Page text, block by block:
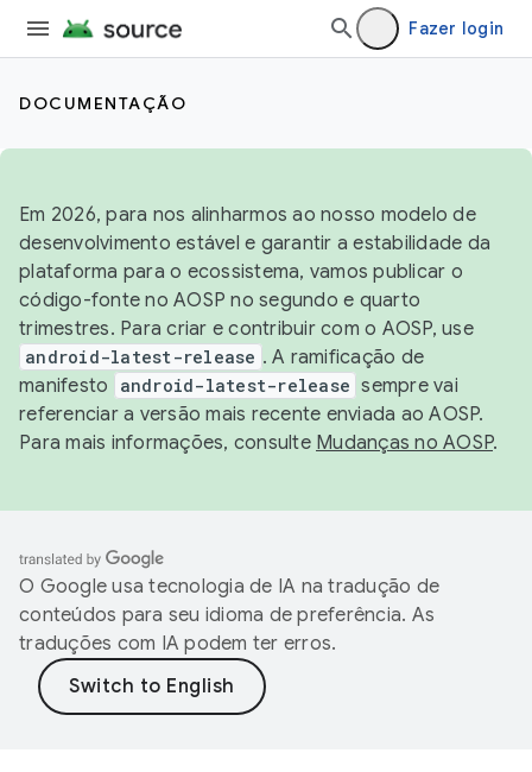
Fazer login
DOCUMENTAÇÃO
Em 2026, para nos alinharmos ao nosso modelo de
desenvolvimento estável e garantir a estabilidade da
plataforma para o ecossistema, vamos publicar o
código-fonte no AOSP no segundo e quarto
trimestres. Para criar e contribuir com o AOSP, use
android-latest-release . A ramificação de
manifesto
android-latest-release sempre vai
referenciar a versão mais recente enviada ao AOSP.
Para mais informações, consulte Mudanças no AOSP.
O Google usa tecnologia de IA na tradução de
conteúdos para seu idioma de preferência. As
traduções com IA podem ter erros.